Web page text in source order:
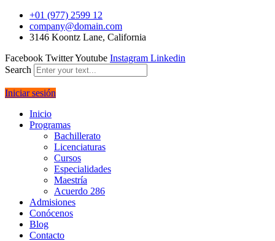
+01 (977) 2599 12
company@domain.com
3146 Koontz Lane, California
Facebook TwitterYoutube Instagram Linkedin
Search
Iniciar sesión
Inicio
Programas
Bachillerato
Licenciaturas
Cursos
Especialidades
Maestría
Acuerdo 286
Admisiones
Conócenos
Blog
Contacto